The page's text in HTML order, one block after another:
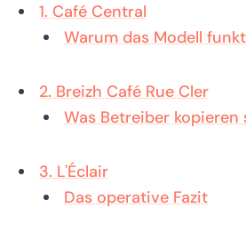
1. Café Central
Warum das Modell
2. Breizh Café Rue Cler
Was Betreiber kopieren
3. L'Éclair
Das operative Fazit